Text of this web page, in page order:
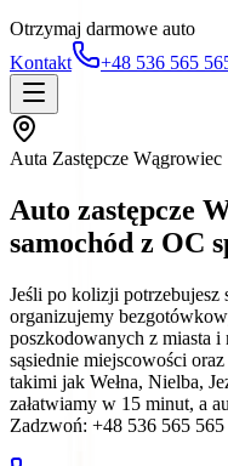
Otrzymaj darmowe auto
Kontakt
+48 536 565
Auta Zastępcze Wągrowiec
Auto zastępcze
samochód z OC
Jeśli po kolizji potrzebujesz
organizujemy
poszkodowanych z miasta i
sąsiednie miejscowości
takimi jak Wełna, Nielba,
załatwiamy w 15 minut, a
Zadzwoń: +48 536 565